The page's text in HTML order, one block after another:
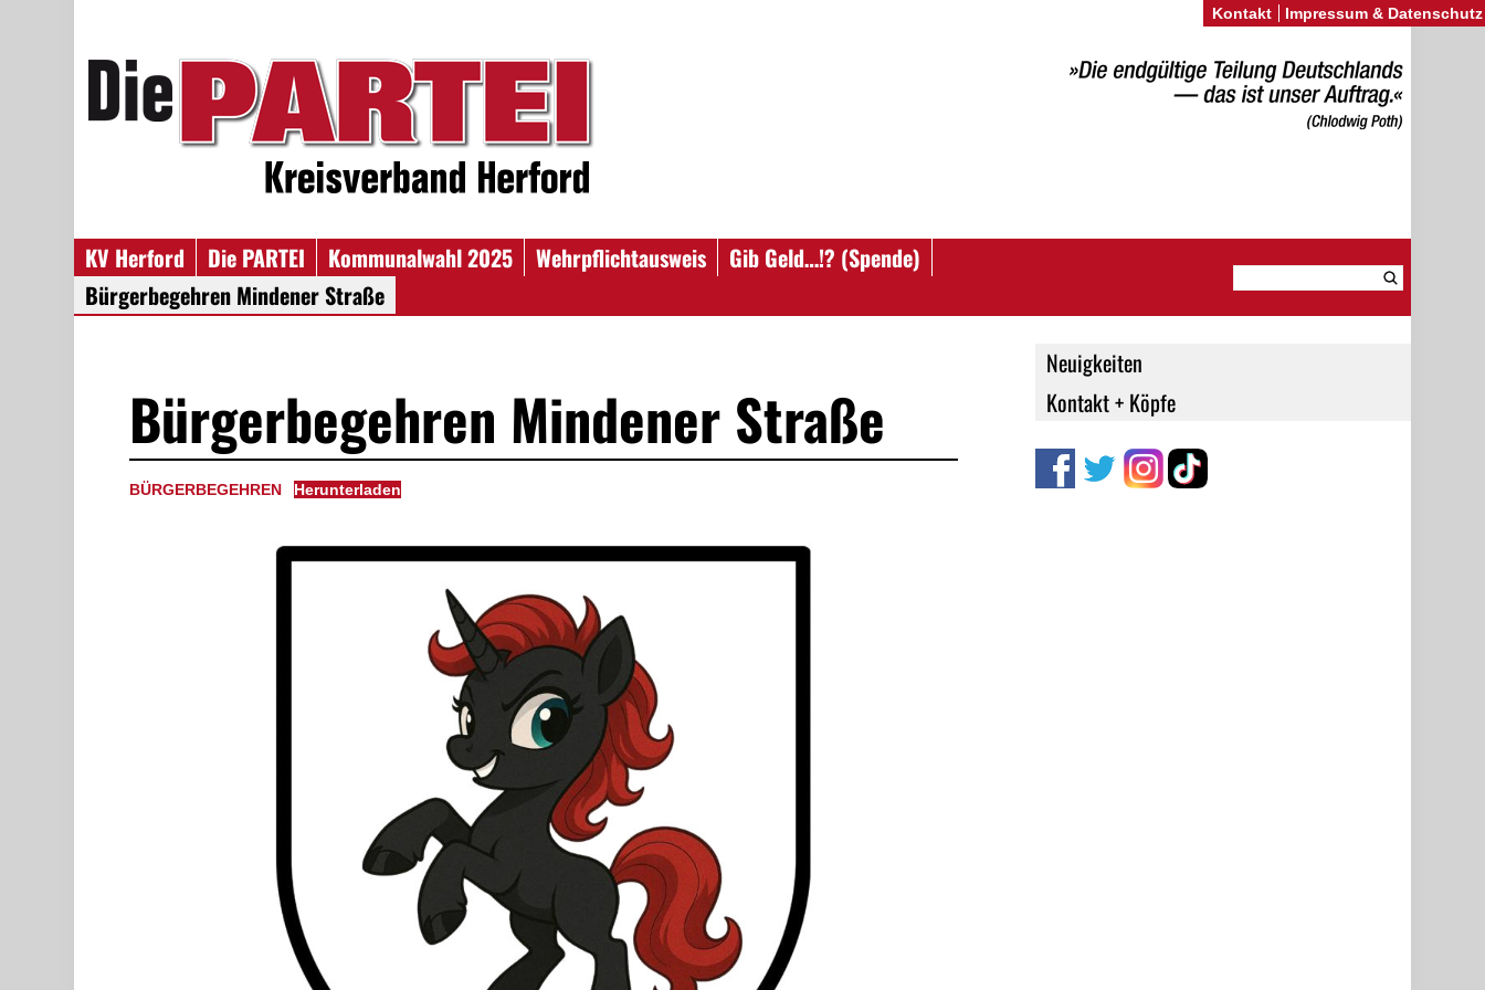
KV Herford Die PARTEI Kommunalwahl 2025 Wehrpflichtausweis
Gib Geld…!? (Spende)
Bürgerbegehren Mindener Straße
Neuigkeiten
Kontakt + Köpfe
Bürgerbegehren Mindener Straße
BÜRGERBEGEHREN Herunterladen
Kontakt Impressum & Datenschutz